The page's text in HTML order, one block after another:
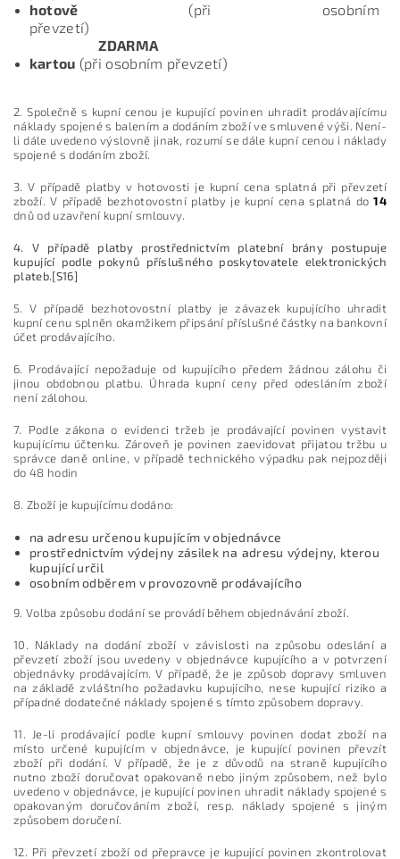
hotově (při osobním
ZDARMA
kartou (při osobním převzetí)
2. Společně s kupní cenou je kupující povinen uhradit prodávajícímu
náklady spojené s balením a dodáním zboží ve smluvené výši. Není-
li dále uvedeno výslovně jinak, rozumí se dále kupní cenou i náklady
spojené s dodáním zboží.
3. V případě platby v hotovosti je kupní cena splatná při převzetí
zboží. V případě bezhotovostní platby je kupní cena splatná do 14
dnů od uzavření kupní smlouvy.
4. V případě platby prostřednictvím platební brány postupuje
kupující podle pokynů příslušného poskytovatele elektronických
plateb.[S16]
5. V případě bezhotovostní platby je závazek kupujícího uhradit
kupní cenu splněn okamžikem připsání příslušné částky na bankovní
účet prodávajícího.
6. Prodávající nepožaduje od kupujícího předem žádnou zálohu či
jinou obdobnou platbu. Úhrada kupní ceny před odesláním zboží
není zálohou.
7. Podle zákona o evidenci tržeb je prodávající povinen vystavit
kupujícímu účtenku. Zároveň je povinen zaevidovat přijatou tržbu u
správce daně online, v případě technického výpadku pak nejpozději
do 48 hodin
8. Zboží je kupujícímu dodáno:
na adresu určenou kupujícím v objednávce
prostřednictvím výdejny zásilek na adresu výdejny, kterou
kupující určil
osobním odběrem v provozovně prodávajícího
9. Volba způsobu dodání se provádí během objednávání zboží.
10. Náklady na dodání zboží v závislosti na způsobu odeslání a
převzetí zboží jsou uvedeny v objednávce kupujícího a v potvrzení
objednávky prodávajícím. V případě, že je způsob dopravy smluven
na základě zvláštního požadavku kupujícího, nese kupující riziko a
případné dodatečné náklady spojené s tímto způsobem dopravy.
11. Je-li prodávající podle kupní smlouvy povinen dodat zboží na
místo určené kupujícím v objednávce, je kupující povinen převzít
zboží při dodání. V případě, že je z důvodů na straně kupujícího
nutno zboží doručovat opakovaně nebo jiným způsobem, než bylo
uvedeno v objednávce, je kupující povinen uhradit náklady spojené s
opakovaným doručováním zboží, resp. náklady spojené s jiným
způsobem doručení.
12. Při převzetí zboží od přepravce je kupující povinen zkontrolovat